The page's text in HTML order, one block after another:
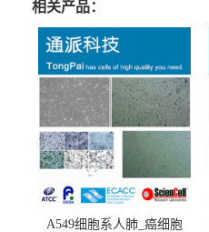
相关产品：
A549细胞系人肺_癌细胞